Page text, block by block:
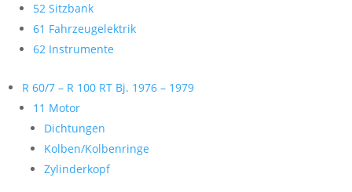
52 Sitzbank
61 Fahrzeugelektrik
62 Instrumente
R 60/7 – R 100 RT Bj. 1976 – 1979
11 Motor
Dichtungen
Kolben/Kolbenringe
Zylinderkopf